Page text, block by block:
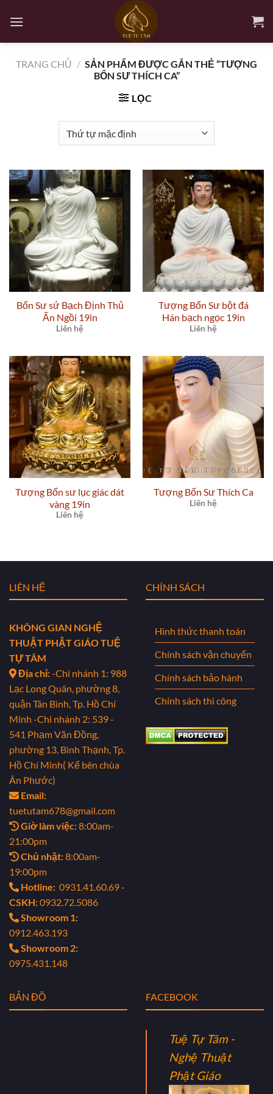
qua
TRANG CHỦ / SẢN PHẨM ĐƯỢC GẮN THẺ “TƯỢNG
BỔN SƯ THÍCH CA”
LỌC
Bổn Sư sứ Bạch Định Thủ
Ấn Ngồi 19in
Liên hệ
Tượng Bổn Sư bột đá
Hán bạch ngọc 19in
Liên hệ
Tượng Bổn sư lục giác dát
vàng 19in
Liên hệ
Tượng Bổn Sư Thích Ca
Liên hệ
LIÊN HỆ
KHÔNG GIAN NGHỆ
THUẬT PHẬT GIÁO TUỆ
TỰ TÂM
Địa chỉ:-Chi nhánh 1: 988
Lạc Long Quân, phường 8,
quận Tân Bình, Tp. Hồ Chí
Minh -Chi nhánh 2: 539 -
541 Phạm Văn Đồng,
phường 13, Bình Thạnh, Tp.
Hồ Chí Minh( Kế bên chùa
Ân Phước)
Email:
tuetutam678@gmail.com
Giờ làm việc:8:00am-
21:00pm
Chủ nhật:8:00am-
19:00pm
Hotline: 0931.41.60.69 -
CSKH:0932.72.5086
Showroom 1:
0912.463.193
Showroom 2:
0975.431.148
CHÍNH SÁCH
Hình thức thanh toán
Chính sách vận chuyển
Chính sách bảo hành
Chính sách thi công
BẢN ĐỒ FACEBOOK
Tuệ Tự Tâm -
Nghệ Thuật
Phật Giáo